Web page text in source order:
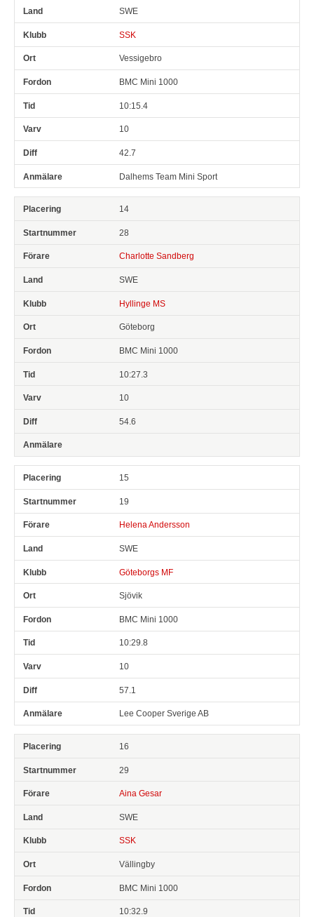
SWE
SSK
Vessigebro
BMC Mini 1000
10:15.4
10
42.7
Dalhems Team Mini Sport
14
28
Charlotte Sandberg
SWE
Hyllinge MS
Göteborg
BMC Mini 1000
10:27.3
10
54.6
15
19
Helena Andersson
SWE
Göteborgs MF
Sjövik
BMC Mini 1000
10:29.8
10
57.1
Lee Cooper Sverige AB
16
29
Aina Gesar
SWE
SSK
Vällingby
BMC Mini 1000
10:32.9